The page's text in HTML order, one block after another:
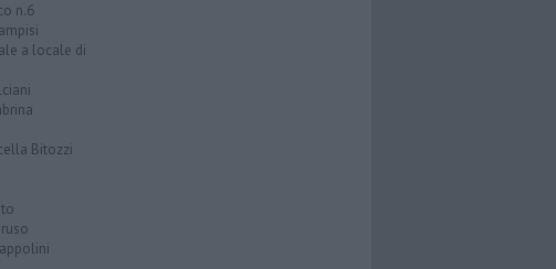
n.6
a locale di
Bitozzi